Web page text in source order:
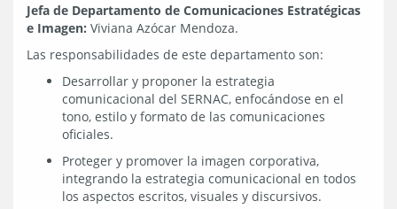
Jefa de Departamento de Comunicaciones Estratégicas
e Imagen: Viviana Azócar Mendoza.
Las responsabilidades de este departamento son:
Desarrollar y proponer la estrategia
comunicacional del SERNAC, enfocándose en el
tono, estilo y formato de las comunicaciones
oficiales.
Proteger y promover la imagen corporativa,
integrando la estrategia comunicacional en todos
los aspectos escritos, visuales y discursivos.